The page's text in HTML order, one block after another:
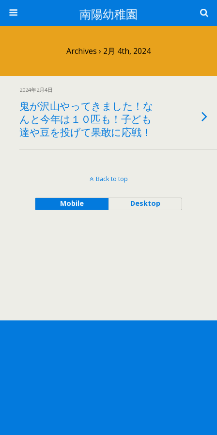
南陽幼稚園
Archives › 2月 4th, 2024
2024年2月4日
鬼が沢山やってきました！な
んと今年は１０匹も！子ども
達や豆を投げて果敢に応戦！
Back to top
Mobile Desktop